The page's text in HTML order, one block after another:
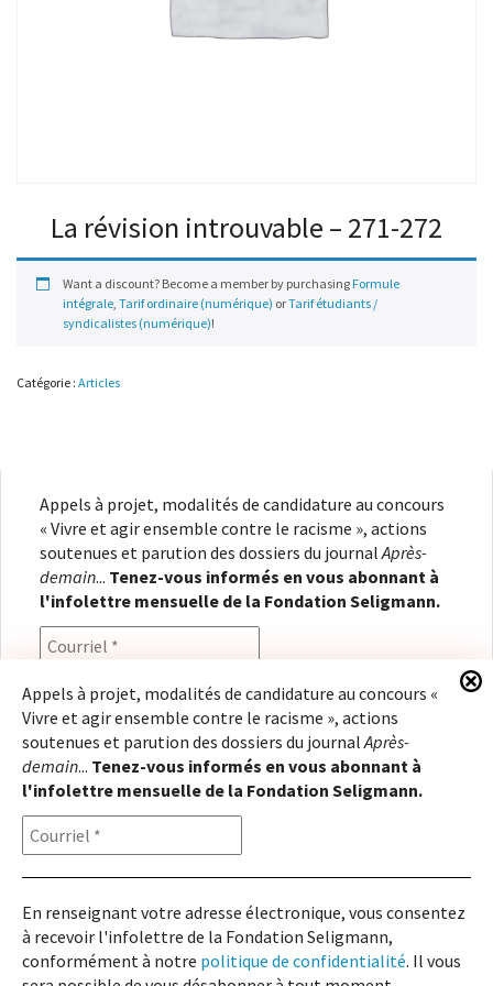
La révision introuvable – 271-272
Want a discount? Become a member by purchasing Formule
intégrale, Tarif ordinaire (numérique) orTarif étudiants /
syndicalistes (numérique)!
Catégorie : Articles
Appels à projet, modalités de candidature au concours
« Vivre et agir ensemble contre le racisme », actions
soutenues et parution des dossiers du journalAprès-
demain... Tenez-vous informés en vous abonnant à
l'infolettre mensuelle de la Fondation Seligmann.
En renseignant votre adresse électronique, vous
consentez à recevoir l'infolettre de la Fondation
Seligmann, conformément à notrepolitique de
confidentialité. Il vous sera possible de vous
désabonner à tout moment.
Copyright © 2026Fondation Seligmann|Mentions légales|Crédits
Fondation Seligmann
Journal Après-demain
Appels à projet, modalités de candidature au concours «
Vivre et agir ensemble contre le racisme », actions
soutenues et parution des dossiers du journalAprès-
demain... Tenez-vous informés en vous abonnant à
l'infolettre mensuelle de la Fondation Seligmann.
En renseignant votre adresse électronique, vous consentez
à recevoir l'infolettre de la Fondation Seligmann,
conformément à notre politique de confidentialité. Il vous